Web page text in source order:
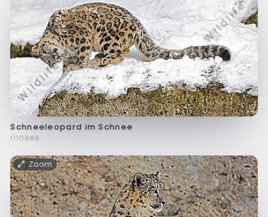
Schneeleopard im Schnee
f110888
Zoom